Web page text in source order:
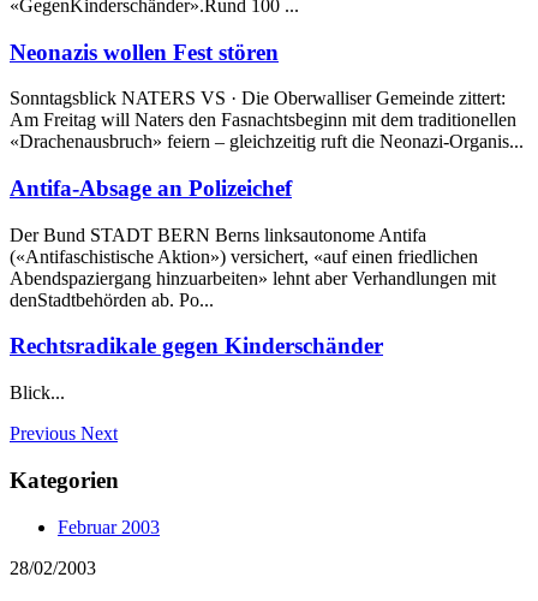
«GegenKinderschänder».Rund 100 ...
Neonazis wollen Fest stören
Sonntagsblick NATERS VS · Die Oberwalliser Gemeinde zittert:
Am Freitag will Naters den Fasnachtsbeginn mit dem traditionellen
«Drachenausbruch» feiern – gleichzeitig ruft die Neonazi-Organis...
Antifa-Absage an Polizeichef
Der Bund STADT BERN Berns linksautonome Antifa
(«Antifaschistische Aktion») versichert, «auf einen friedlichen
Abendspaziergang hinzuarbeiten» lehnt aber Verhandlungen mit
denStadtbehörden ab. Po...
Rechtsradikale gegen Kinderschänder
Blick...
Previous Next
Kategorien
Februar 2003
28/02/2003